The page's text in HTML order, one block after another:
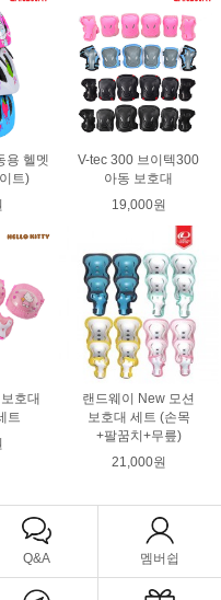
용 헬멧
트)
V-tec 300 브이텍300
아동 보호대
19,000원
호대
트
랜드웨이 New 모션
보호대 세트 (손목
+팔꿈치+무릎)
21,000원
Q&A 멤버쉽